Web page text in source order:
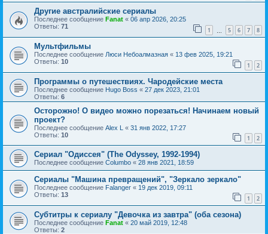
Другие австралийские сериалы
Последнее сообщение Fanat « 06 апр 2026, 20:25
Ответы: 71 1 5 6 7 8
Мультфильмы
Последнее сообщение Люси Небоалмазная « 13 фев 2025, 19:21
Ответы: 10 1 2
Программы о путешествиях. Чародейские места
Последнее сообщение Hugo Boss « 27 дек 2023, 21:01
Ответы: 6
Осторожно! О видео можно порезаться! Начинаем новый
проект?
Последнее сообщение Alex L « 31 янв 2022, 17:27
Ответы: 10 1 2
Сериал "Одиссея" (The Odyssey, 1992-1994)
Последнее сообщение Columbo « 28 янв 2021, 18:59
Сериалы "Машина превращений", "Зеркало зеркало"
Последнее сообщение Falanger « 19 дек 2019, 09:11
Ответы: 13 1 2
Субтитры к сериалу "Девочка из завтра" (оба сезона)
Последнее сообщение Fanat « 20 май 2019, 12:48
Ответы: 2